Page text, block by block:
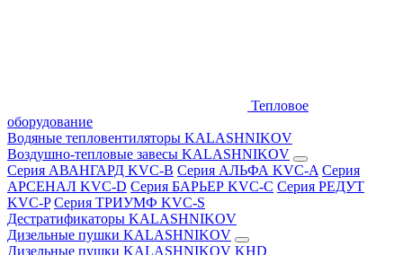
Тепловое
оборудование
Водяные тепловентиляторы KALASHNIKOV
Воздушно-тепловые завесы KALASHNIKOV
Серия АВАНГАРД KVC-B Серия АЛЬФА KVC-A Серия
АРСЕНАЛ KVC-D Серия БАРЬЕР KVC-C Серия РЕДУТ
KVC-P Серия ТРИУМФ KVC-S
Дестратификаторы KALASHNIKOV
Дизельные пушки KALASHNIKOV
Дизельные пушки KALASHNIKOV KHD